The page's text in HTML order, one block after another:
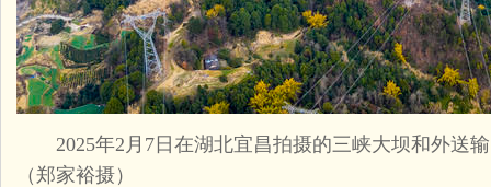
2025年2月7日在湖北宜昌拍摄的三峡大坝和外送
（郑家裕摄）